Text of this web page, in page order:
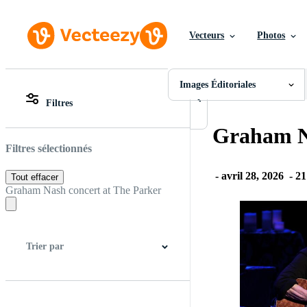
Vecteurs Photos
Images Éditoriales
PSDs
Modèles
Vecteurs
Motion graphics
Images Éditoriales
Images Éditoriales
Toutes Images
PNGs
PSDs
Modèles
Motion graphics
Images Éditoriales
Filtres
Filtres sélectionnés
Tout effacer
Graham Nash concert at The Parker
Trier par
Graham
- avril 28, 2026 -